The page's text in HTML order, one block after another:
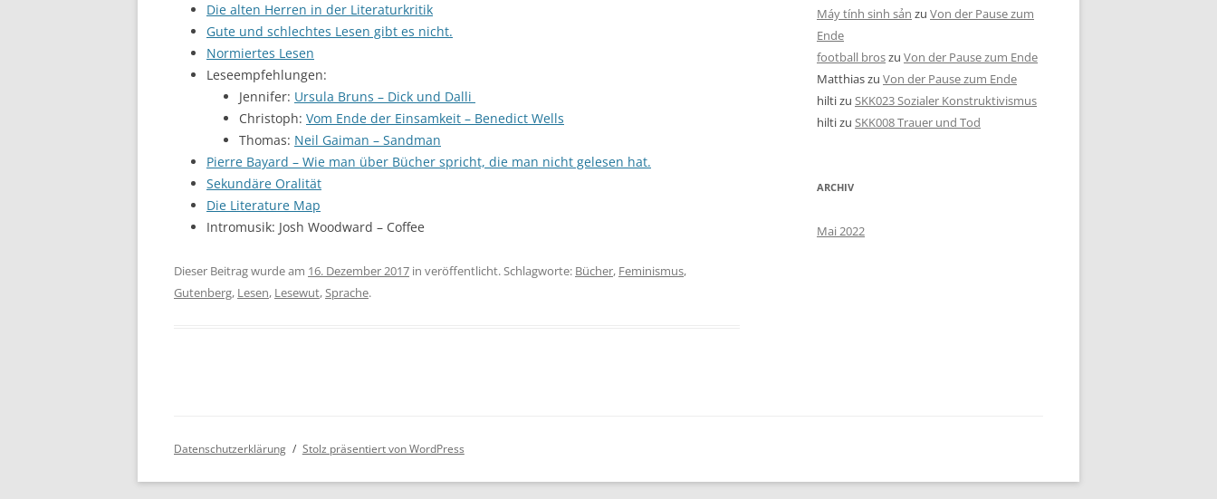
Die alten Herren in der Literaturkritik
Gute und schlechtes Lesen gibt es nicht.
Normiertes Lesen
Leseempfehlungen:
Jennifer: Ursula Bruns – Dick und Dalli
Christoph: Vom Ende der Einsamkeit – Benedict Wells
Thomas: Neil Gaiman – Sandman
Pierre Bayard – Wie man über Bücher spricht, die man nicht gelesen hat.
Sekundäre Oralität
Die Literature Map
Intromusik: Josh Woodward – Coffee
Dieser Beitrag wurde am 16. Dezember 2017 in veröffentlicht. Schlagworte: Bücher, Feminismus,
Gutenberg, Lesen, Lesewut,Sprache.
Máy tính sinh sản zu Von der Pause zum
Ende
football broszu Von der Pause zum Ende
Matthiaszu Von der Pause zum Ende
hiltizu SKK023 Sozialer Konstruktivismus
hiltizu SKK008 Trauer und Tod
ARCHIV
Mai 2022
Datenschutzerklärung Stolz präsentiert von WordPress